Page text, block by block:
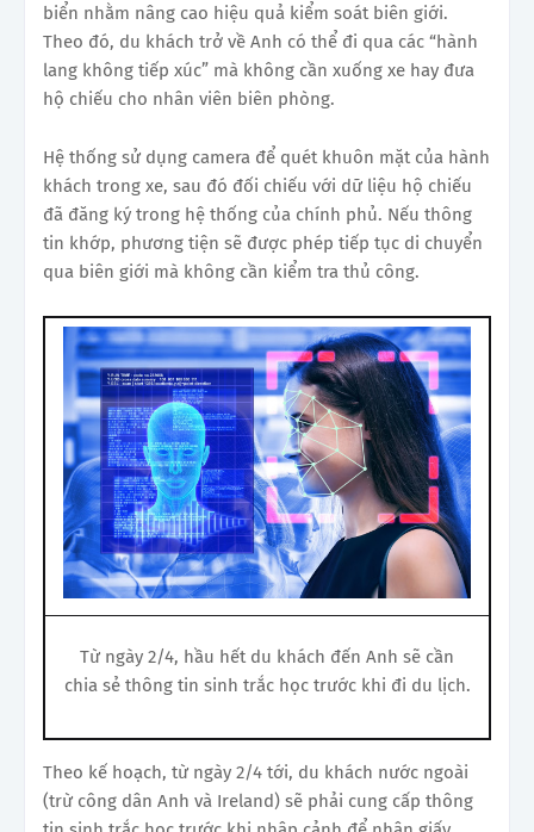
biển nhằm nâng cao hiệu quả kiểm soát biên giới.
Theo đó, du khách trở về Anh có thể đi qua các “hành
lang không tiếp xúc” mà không cần xuống xe hay đưa
hộ chiếu cho nhân viên biên phòng.
Hệ thống sử dụng camera để quét khuôn mặt của hành
khách trong xe, sau đó đối chiếu với dữ liệu hộ chiếu
đã đăng ký trong hệ thống của chính phủ. Nếu thông
tin khớp, phương tiện sẽ được phép tiếp tục di chuyển
qua biên giới mà không cần kiểm tra thủ công.
Từ ngày 2/4, hầu hết du khách đến Anh sẽ cần
chia sẻ thông tin sinh trắc học trước khi đi du lịch.
Theo kế hoạch, từ ngày 2/4 tới, du khách nước ngoài
(trừ công dân Anh và Ireland) sẽ phải cung cấp thông